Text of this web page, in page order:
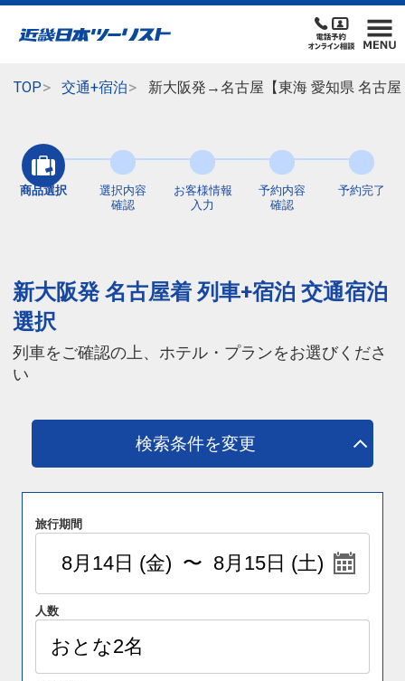
TOP 交通+宿泊 新大阪発→名古屋【東海 愛知県 名古
商品選択
選択内容
確認
お客様情報
入力
予約内容
確認
予約完了
新大阪発 名古屋着 列車+宿泊 交通宿泊
選択
列車をご確認の上、ホテル・プランをお選びくださ
い
検索条件を変更
旅行期間
人数